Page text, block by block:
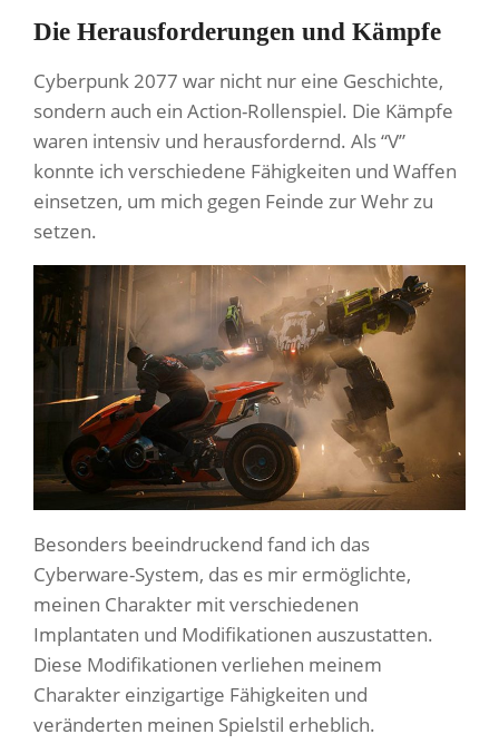
Die Herausforderungen und Kämpfe
Cyberpunk 2077 war nicht nur eine Geschichte,
sondern auch ein Action-Rollenspiel. Die Kämpfe
waren intensiv und herausfordernd. Als “V”
konnte ich verschiedene Fähigkeiten und Waffen
einsetzen, um mich gegen Feinde zur Wehr zu
setzen.
Besonders beeindruckend fand ich das
Cyberware-System, das es mir ermöglichte,
meinen Charakter mit verschiedenen
Implantaten und Modifikationen auszustatten.
Diese Modifikationen verliehen meinem
Charakter einzigartige Fähigkeiten und
veränderten meinen Spielstil erheblich.